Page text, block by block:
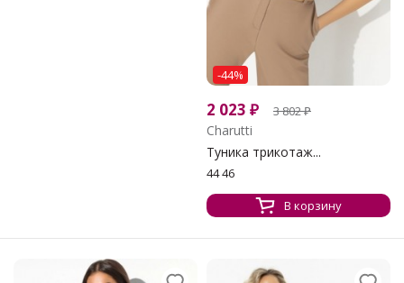
-44%
2 023 ₽ 3 802₽
Charutti
Туника трикотаж...
44 46
В корзину